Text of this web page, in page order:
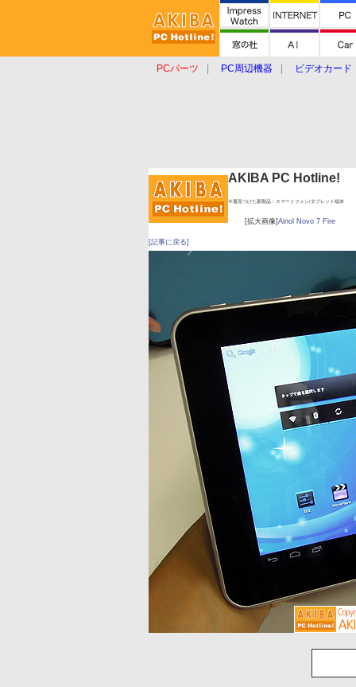
PCパーツ PC周辺機器
ビデオカード
AKIBA PC Hotline!
今週見つけた新製品：スマートフォン/タブレット端末
[拡大画像] Ainol Novo 7 Fire
[記事に戻る]